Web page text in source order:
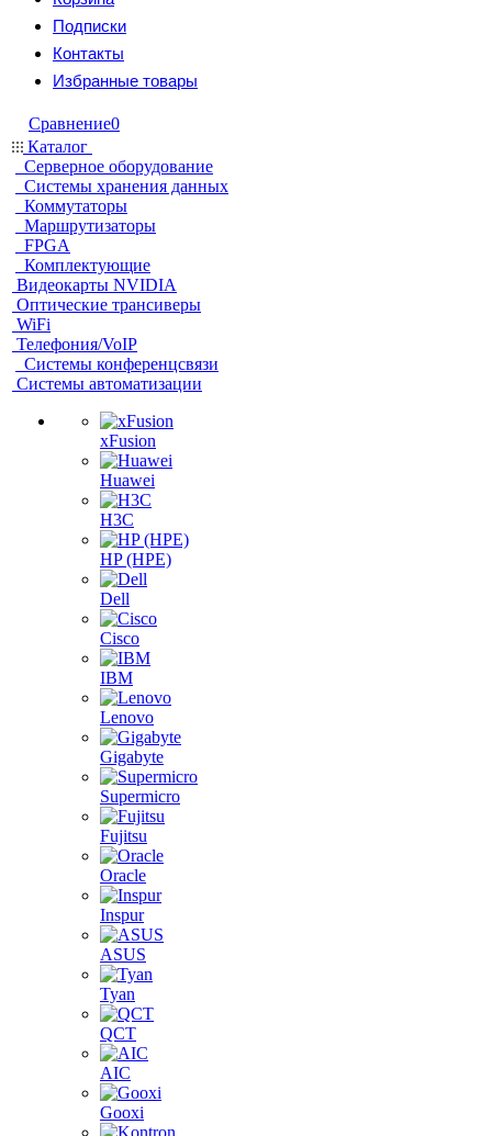
Подписки
Контакты
Избранные товары
Сравнение0
Каталог
Серверное оборудование
Системы хранения данных
Коммутаторы
Маршрутизаторы
FPGA
Комплектующие
Видеокарты NVIDIA
Оптические трансиверы
WiFi
Телефония/VoIP
Системы конференцсвязи
Системы автоматизации
xFusion
Huawei
H3C
HP (HPE)
Dell
Cisco
IBM
Lenovo
Gigabyte
Supermicro
Fujitsu
Oracle
Inspur
ASUS
Tyan
QCT
AIC
Gooxi